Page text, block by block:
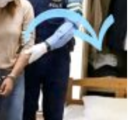
तटीय क्षेत्रमा रहेको पाल्पाको